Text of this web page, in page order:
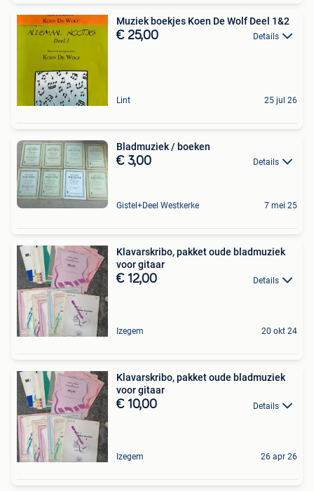
Muziek boekjes Koen De Wolf Deel 1&2
€ 25,00 Details
Lint 25 jul 26
Bladmuziek / boeken
€ 3,00 Details
Gistel+Deel Westkerke 7 mei 25
Klavarskribo, pakket oude bladmuziek
voor gitaar
€ 12,00 Details
Izegem 20 okt 24
Klavarskribo, pakket oude bladmuziek
voor gitaar
€ 10,00 Details
Izegem 26 apr 26